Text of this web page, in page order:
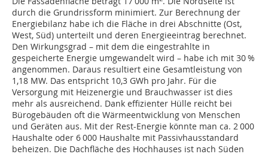
durch die Grundrissform minimiert. Zur Berechnung der
Energiebilanz habe ich die Fläche in drei Abschnitte (Ost,
West, Süd) unterteilt und deren Energieeintrag berechnet.
Den Wirkungs­grad – mit dem die eingestrahlte in
gespeicherte Energie umgewandelt wird – habe ich mit 30 %
angenommen. Daraus resultiert eine Gesamt­leis­tung von
1,18 MW. Das entspricht 10,3 GWh pro Jahr. Für die
Versorgung mit Heizenergie und Brauchwasser ist dies
mehr als ausreichend. Dank effizienter Hülle reicht bei
Bürogebäuden oft die Wärmeentwicklung von Menschen
und Geräten aus. Mit der Rest-Energie könnte man ca. 2 000
Haushalte oder 6 000 Haushalte mit Passivhausstandard
beheizen. Die Dachfläche des Hochhauses ist nach Süden